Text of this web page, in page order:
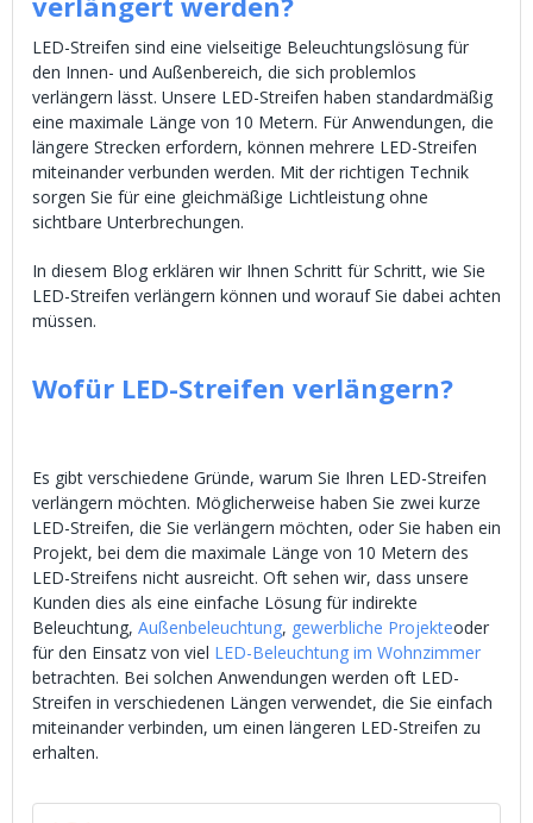
LED-Streifen sind eine vielseitige Beleuchtungslösung für
den Innen- und Außenbereich, die sich problemlos
verlängern lässt. Unsere LED-Streifen haben standardmäßig
eine maximale Länge von 10 Metern. Für Anwendungen, die
längere Strecken erfordern, können mehrere LED-Streifen
miteinander verbunden werden. Mit der richtigen Technik
sorgen Sie für eine gleichmäßige Lichtleistung ohne
sichtbare Unterbrechungen.
In diesem Blog erklären wir Ihnen Schritt für Schritt, wie Sie
LED-Streifen verlängern können und worauf Sie dabei achten
müssen.
Wofür LED-Streifen verlängern?
Es gibt verschiedene Gründe, warum Sie Ihren LED-Streifen
verlängern möchten. Möglicherweise haben Sie zwei kurze
LED-Streifen, die Sie verlängern möchten, oder Sie haben ein
Projekt, bei dem die maximale Länge von 10 Metern des
LED-Streifens nicht ausreicht. Oft sehen wir, dass unsere
Kunden dies als eine einfache Lösung für indirekte
Beleuchtung, Außenbeleuchtung, gewerbliche Projekteoder
für den Einsatz von viel LED-Beleuchtung im Wohnzimmer
betrachten. Bei solchen Anwendungen werden oft LED-
Streifen in verschiedenen Längen verwendet, die Sie einfach
miteinander verbinden, um einen längeren LED-Streifen zu
erhalten.